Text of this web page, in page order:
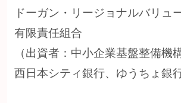
ドーガン・リージョナルバリュ
有限責任組合
（出資者：中小企業基盤整備機
西日本シティ銀行、ゆうちょ銀行